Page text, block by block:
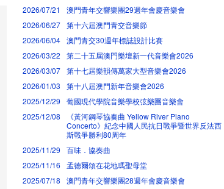
2026/07/21
澳門青年交響樂團29週年會慶音樂會
2026/06/27 第十六屆澳門青交音樂節
2026/06/04 澳門青交30週年標誌設計比賽
2026/03/22
第二十五屆澳門樂壇新一代音樂會2026
2026/03/07 第十七屆樂韻傳萬家大型音樂會2026
2026/01/03
第十八屆澳門新年音樂會2026
2025/12/29
葡國現代學院音樂學校弦樂團音樂會
2025/12/08
《黃河鋼琴協奏曲 Yellow River Piano
Concerto》紀念中國人民抗日戰爭暨世界反法西
斯戰爭勝利80周年
2025/11/29
百味．協奏曲
2025/11/16
孟德爾頌在花地瑪聖母堂
2025/07/18
澳門青年交響樂團28週年會慶音樂會